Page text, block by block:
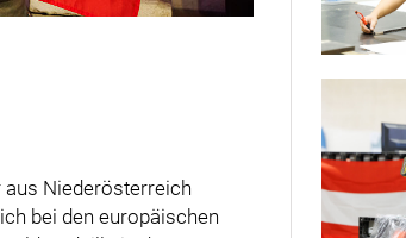
aus Niederösterreich
bei den europäischen